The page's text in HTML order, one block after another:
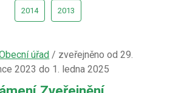
2014 2013
úřad / zveřejněno od 29.
2023 do 1. ledna 2025